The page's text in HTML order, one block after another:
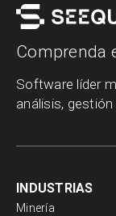
Comprenda
Software líder
análisis,
INDUSTRIAS
Minería